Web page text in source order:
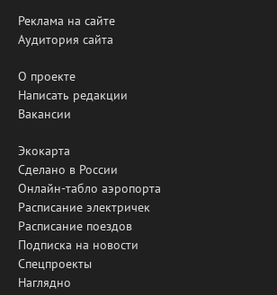
Реклама на сайте
Аудитория сайта
О проекте
Написать редакции
Вакансии
Экокарта
Сделано в России
Онлайн-табло аэропорта
Расписание электричек
Расписание поездов
Подписка на новости
Спецпроекты
Наглядно